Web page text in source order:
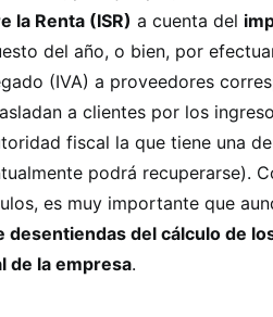
la Renta (ISR) a cuenta del
del año, o bien, por
(IVA) a proveedores
a clientes por los
fiscal la que tiene una
podrá recuperarse).
es muy importante que
desentiendas del cálculo de
de la empresa.